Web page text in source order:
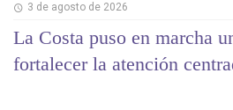
3 de agosto de 2026
La Costa puso en marcha
fortalecer la atención